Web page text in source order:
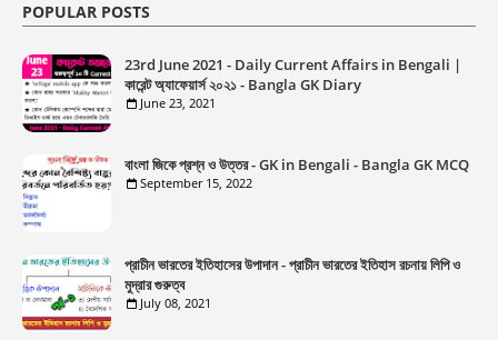
POPULAR POSTS
23rd June 2021 - Daily Current Affairs in Bengali |
কারেন্ট অ্যাফেয়ার্স ২০২১ - Bangla GK Diary
June 23, 2021
বাংলা জিকে প্রশ্ন ও উত্তর - GK in Bengali - Bangla GK MCQ
September 15, 2022
প্রাচীন ভারতের ইতিহাসের উপাদান - প্রাচীন ভারতের ইতিহাস রচনায় লিপি ও
মুদ্রার গুরুত্ব
July 08, 2021